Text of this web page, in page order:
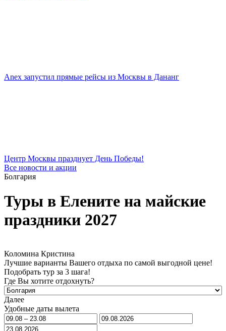
Anex запустил прямые рейсы из Москвы в Дананг
Центр Москвы празднует День Победы!
Все новости и акции
Болгария
Туры в Елените на майские
праздники 2027
Коломина Кристина
Лучшие варианты Вашего отдыха по самой выгодной цене!
Подобрать тур за 3 шага!
Где Вы хотите отдохнуть?
Далее
Удобные даты вылета